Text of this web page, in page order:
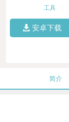
工具
安卓下载
简介